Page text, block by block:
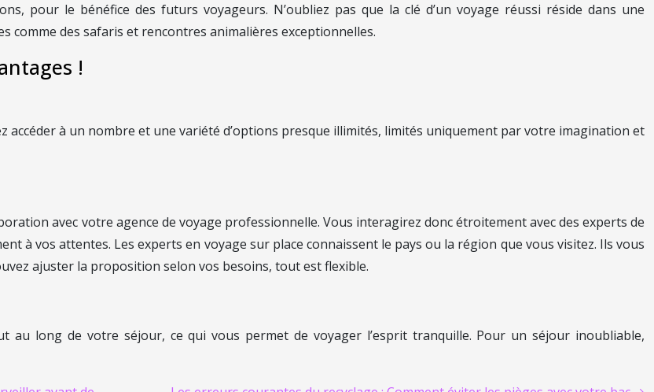
pour le bénéfice des futurs voyageurs. N’oubliez pas que la clé d’un voyage réussi réside dans une
comme des safaris et rencontres animalières exceptionnelles.
!
accéder à un nombre et une variété d’options presque illimités, limités uniquement par votre imagination et
avec votre agence de voyage professionnelle. Vous interagirez donc étroitement avec des experts de
à vos attentes. Les experts en voyage sur place connaissent le pays ou la région que vous visitez. Ils vous
ajuster la proposition selon vos besoins, tout est flexible.
long de votre séjour, ce qui vous permet de voyager l’esprit tranquille. Pour un séjour inoubliable,